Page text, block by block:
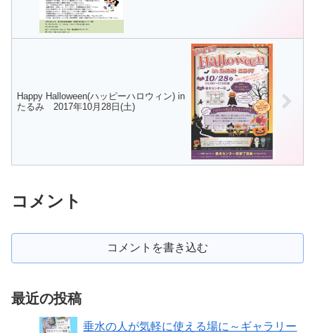
Happy Halloween(ハッピーハロウィン) in
たるみ 2017年10月28日(土)
コメント
コメントを書き込む
最近の投稿
垂水の人が気軽に使える場に～ギャラリー